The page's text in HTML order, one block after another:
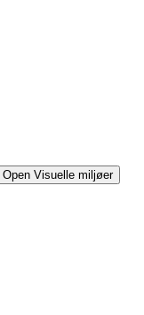
Open Visuelle miljøer